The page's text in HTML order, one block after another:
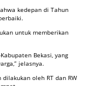
kedepan di Tahun
untuk memberikan
Bekasi, yang
jelasnya.
oleh RT dan RW